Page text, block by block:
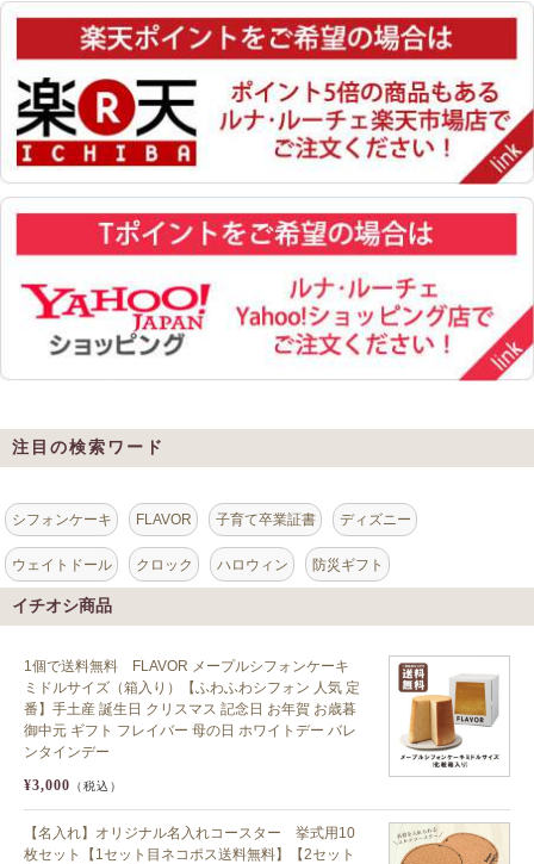
注目の検索ワード
シフォンケーキ FLAVOR 子育て卒業証書 ディズニー
ウェイトドール クロック ハロウィン 防災ギフト
イチオシ商品
1個で送料無料 FLAVOR メープルシフォンケーキ
ミドルサイズ（箱入り）【ふわふわシフォン 人気 定
番】手土産 誕生日 クリスマス 記念日 お年賀 お歳暮
御中元 ギフト フレイバー 母の日 ホワイトデー バレ
ンタインデー
¥3,000 （税込）
【名入れ】オリジナル名入れコースター 挙式用10
枚セット【1セット目ネコポス送料無料】【2セット